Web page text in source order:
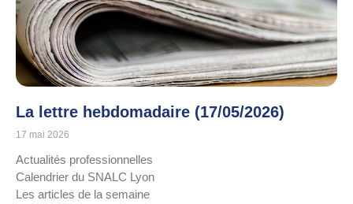
La lettre hebdomadaire (17/05/2026)
17 mai 2026
Actualités professionnelles
Calendrier du SNALC Lyon
Les articles de la semaine